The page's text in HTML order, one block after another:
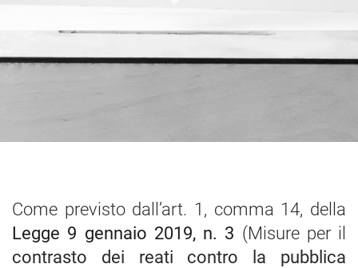
Come previsto dall’art. 1, comma 14, della
Legge 9 gennaio 2019, n. 3 (Misure per il
contrasto dei reati contro la pubblica